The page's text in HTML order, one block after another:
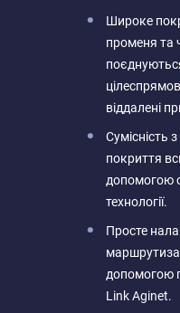
Широке
променя та
віддалені
Сумісність
покриття
допомогою
технології.
Просте
допомогою
Link Aginet.